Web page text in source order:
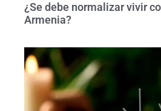
¿Se debe normalizar vivir
Armenia?